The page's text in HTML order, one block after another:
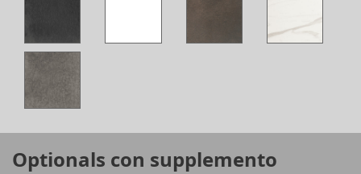
Optionals con supplemento